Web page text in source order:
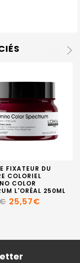
FIXATEUR DU
COLORIEL
COLOR
L'ORÉAL 250ML
25,57€